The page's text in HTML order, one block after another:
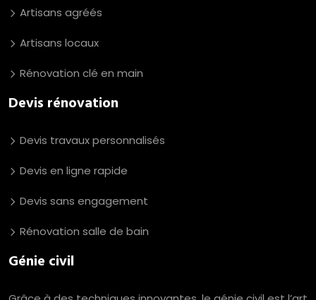
Artisans agréés
Artisans locaux
Rénovation clé en main
Devis rénovation
Devis travaux personnalisés
Devis en ligne rapide
Devis sans engagement
Rénovation salle de bain
Génie civil